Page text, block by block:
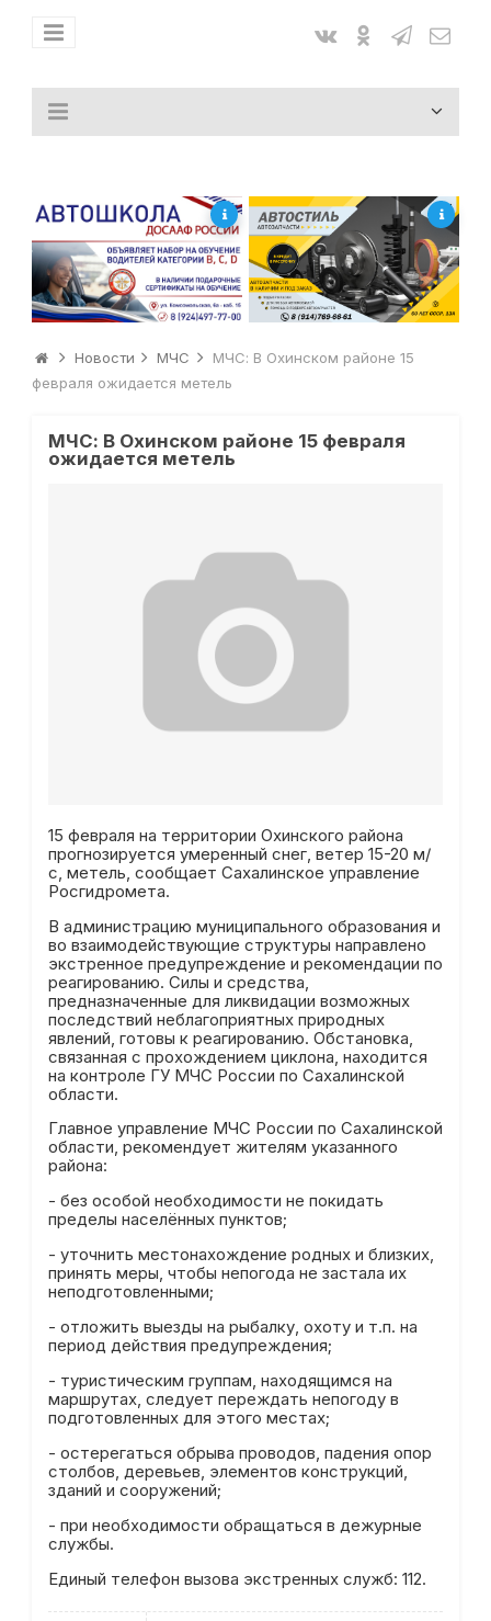
Новости МЧС
МЧС: В Охинском районе 15
февраля ожидается метель
МЧС: В Охинском районе 15 февраля
ожидается метель
15 февраля на территории Охинского района
прогнозируется умеренный снег, ветер 15-20 м/
с, метель, сообщает Сахалинское управление
Росгидромета.
В администрацию муниципального образования и
во взаимодействующие структуры направлено
экстренное предупреждение и рекомендации по
реагированию. Силы и средства,
предназначенные для ликвидации возможных
последствий неблагоприятных природных
явлений, готовы к реагированию. Обстановка,
связанная с прохождением циклона, находится
на контроле ГУ МЧС России по Сахалинской
области.
Главное управление МЧС России по Сахалинской
области, рекомендует жителям указанного
района:
- без особой необходимости не покидать
пределы населённых пунктов;
- уточнить местонахождение родных и близких,
принять меры, чтобы непогода не застала их
неподготовленными;
- отложить выезды на рыбалку, охоту и т.п. на
период действия предупреждения;
- туристическим группам, находящимся на
маршрутах, следует переждать непогоду в
подготовленных для этого местах;
- остерегаться обрыва проводов, падения опор
столбов, деревьев, элементов конструкций,
зданий и сооружений;
- при необходимости обращаться в дежурные
службы.
Единый телефон вызова экстренных служб: 112.